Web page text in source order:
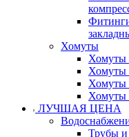
Хомуты
Хомуты
Хомуты
Хомуты
Хомуты
ЛУЧШАЯ ЦЕНА
Трубы и